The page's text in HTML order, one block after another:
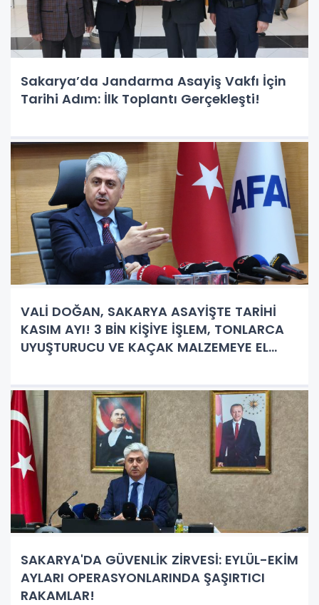
Sakarya’da Jandarma Asayiş Vakfı İçin
Tarihi Adım: İlk Toplantı Gerçekleşti!
VALİ DOĞAN, SAKARYA ASAYİŞTE TARİHİ
KASIM AYI! 3 BİN KİŞİYE İŞLEM, TONLARCA
UYUŞTURUCU VE KAÇAK MALZEMEYE EL
SAKARYA'DA GÜVENLİK ZİRVESİ: EYLÜL-EKİM
AYLARI OPERASYONLARINDA ŞAŞIRTICI
RAKAMLAR!